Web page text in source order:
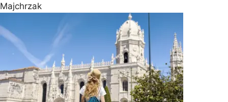
Majchrzak